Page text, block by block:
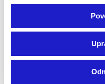
2023 | Francie | 70 min
Sledujte